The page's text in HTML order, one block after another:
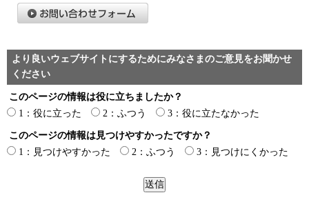
より良いウェブサイトにするためにみなさまのご意見をお聞かせ
ください
このページの情報は役に立ちましたか？
1：役に立った
2：ふつう 3：役に立たなかった
このページの情報は見つけやすかったですか？
1：見つけやすかった
2：ふつう 3：見つけにくかった